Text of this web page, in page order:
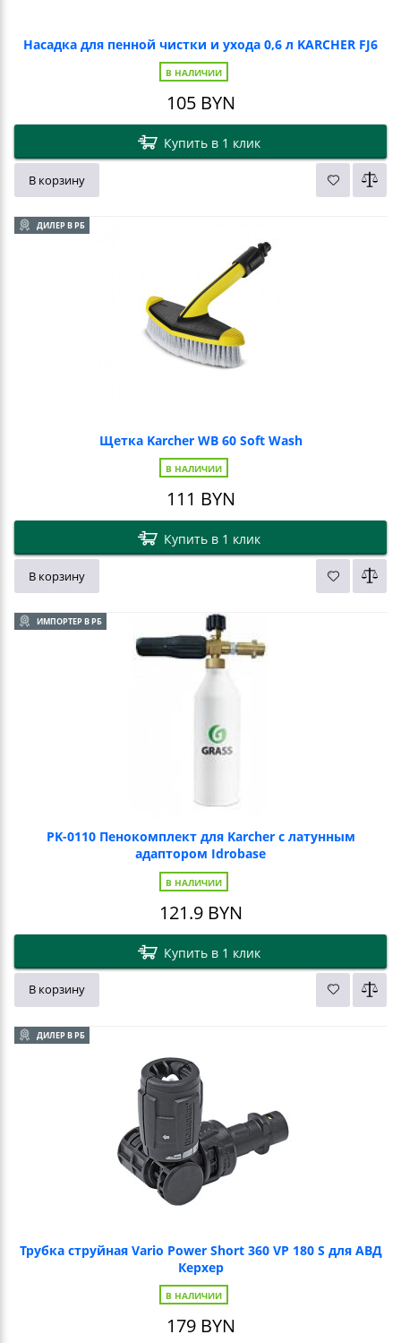
Насадка для пенной чистки и ухода 0,6 л KARCHER FJ6
В НАЛИЧИИ
105BYN
Купить в 1 клик
В корзину
ДИЛЕР В РБ
Щетка Karcher WB 60 Soft Wash
В НАЛИЧИИ
111 BYN
Купить в 1 клик
В корзину
ИМПОРТЕР В РБ
PK-0110 Пенокомплект для Karcher с латунным
адаптором Idrobase
В НАЛИЧИИ
121.9BYN
Купить в 1 клик
В корзину
ДИЛЕР В РБ
Трубка струйная Vario Power Short 360 VP 180 S для АВД
Керхер
В НАЛИЧИИ
179BYN